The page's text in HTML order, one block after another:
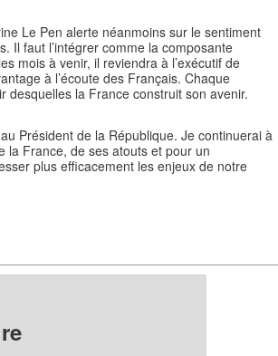
Le Pen alerte néanmoins sur le sentiment
Il faut l’intégrer comme la composante
mois à venir, il reviendra à l’exécutif de
à l’écoute des Français. Chaque
la France construit son avenir.
Président de la République. Je continuerai à
la France, de ses atouts et pour un
plus efficacement les enjeux de notre